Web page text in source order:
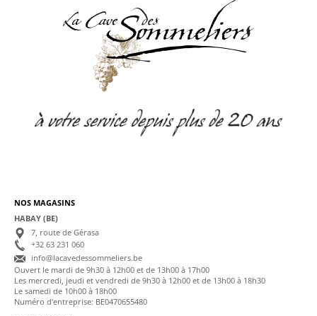
NOS MAGASINS
HABAY (BE)
7, route de Gérasa
+32 63 231 060
info@lacavedessommeliers.be
Ouvert le mardi de 9h30 à 12h00 et de 13h00 à 17h00
Les mercredi, jeudi et vendredi de 9h30 à 12h00 et de 13h00 à 18h30
Le samedi de 10h00 à 18h00
Numéro d'entreprise: BE0470655480